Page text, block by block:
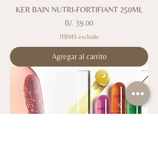
KER BAIN NUTRI-FORTIFIANT 250ML
Precio
B/. 39.00
ITBMS excluido
Agregar al carrito